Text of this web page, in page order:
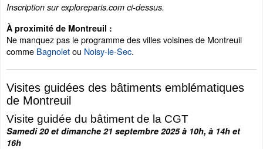
Inscription sur exploreparis.com ci-dessus.
À proximité de Montreuil :
Ne manquez pas le programme des villes voisines de Montreuil
comme Bagnoletou Noisy-le-Sec.
Visites guidées des bâtiments emblématiques
de Montreuil
Visite guidée du bâtiment de la CGT
Samedi 20 et dimanche 21 septembre 2025 à 10h, à 14h et
16h